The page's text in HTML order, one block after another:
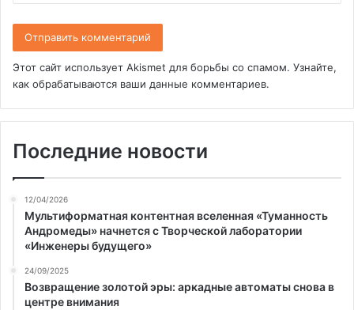
Этот сайт использует Akismet для борьбы со спамом. Узнайте,
как обрабатываются ваши данные комментариев.
Последние новости
12/04/2026
Мультиформатная контентная вселенная «Туманность
Андромеды» начнется с Творческой лаборатории
«Инженеры будущего»
24/09/2025
Возвращение золотой эры: аркадные автоматы снова в
центре внимания